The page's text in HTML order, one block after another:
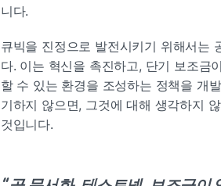
니다.
큐빅을 진정으로 발전시키기 위해서는
다. 이는 혁신을 촉진하고, 단기 보조금
할 수 있는 환경을 조성하는 정책을 개
기하지 않으면, 그것에 대해 생각하지
것입니다.